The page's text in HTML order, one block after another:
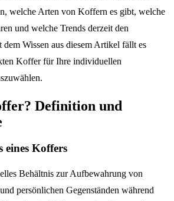
welche Arten von Koffern es gibt, welche
und welche Trends derzeit den
Wissen aus diesem Artikel fällt es
Koffer für Ihre individuellen
Definition und
eines Koffers
Behältnis zur Aufbewahrung von
persönlichen Gegenständen während